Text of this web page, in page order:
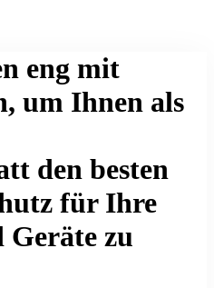
eng mit
um Ihnen als
den besten
für Ihre
zu